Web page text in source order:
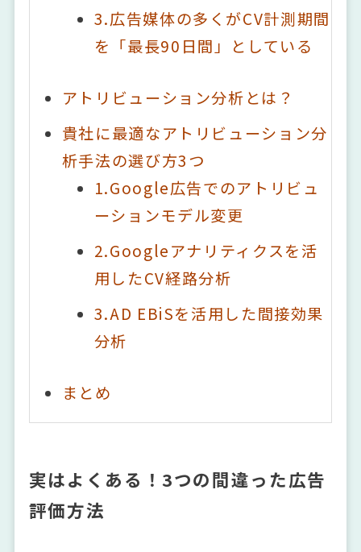
3.広告媒体の多くがCV計測期間
を「最長90日間」としている
アトリビューション分析とは？
貴社に最適なアトリビューション分
析手法の選び方3つ
1.Google広告でのアトリビュ
ーションモデル変更
2.Googleアナリティクスを活
用したCV経路分析
3.AD EBiSを活用した間接効果
分析
まとめ
実はよくある！3つの間違った広告
評価方法